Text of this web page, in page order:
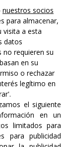
nuestros socios
para almacenar,
visita a esta
datos
no requieren su
en su
o rechazar
legítimo en
el siguiente
en un
limitados para
para publicidad